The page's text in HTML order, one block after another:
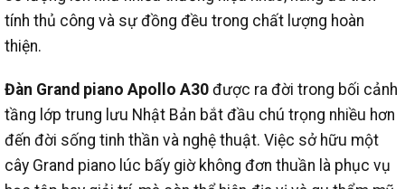
tính thủ công và sự đồng đều trong chất lượng hoàn
thiện.
Đàn Grand piano Apollo A30 được ra đời trong bối cảnh
tầng lớp trung lưu Nhật Bản bắt đầu chú trọng nhiều hơn
đến đời sống tinh thần và nghệ thuật. Việc sở hữu một
cây Grand piano lúc bấy giờ không đơn thuần là phục vụ